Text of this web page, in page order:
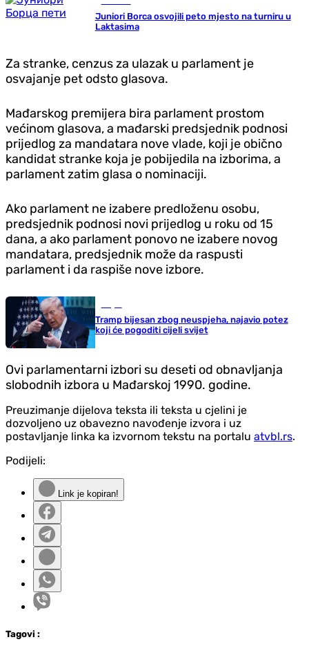
Juniori Borca osvojili peto mjesto na turniru u
Laktasima
Za stranke, cenzus za ulazak u parlament je
osvajanje pet odsto glasova.
Mađarskog premijera bira parlament prostom
većinom glasova, a mađarski predsjednik podnosi
prijedlog za mandatara nove vlade, koji je obično
kandidat stranke koja je pobijedila na izborima, a
parlament zatim glasa o nominaciji.
Ako parlament ne izabere predloženu osobu,
predsjednik podnosi novi prijedlog u roku od 15
dana, a ako parlament ponovo ne izabere novog
mandatara, predsjednik može da raspusti
parlament i da raspiše nove izbore.
Tramp bijesan zbog neuspjeha, najavio potez
koji će pogoditi cijeli svijet
Ovi parlamentarni izbori su deseti od obnavljanja
slobodnih izbora u Mađarskoj 1990. godine.
Preuzimanje dijelova teksta ili teksta u cjelini je
dozvoljeno uz obavezno navođenje izvora i uz
postavljanje linka ka izvornom tekstu na portalu atvbl.rs.
Podijeli:
Link je kopiran!
Tagovi :